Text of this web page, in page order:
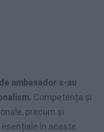
ambasador s-au
Competența și
precum și
în aceste